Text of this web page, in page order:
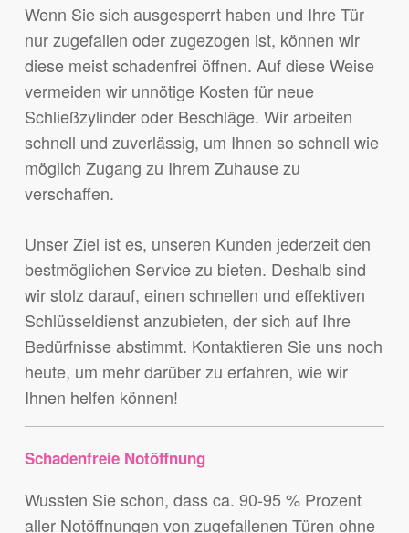
Wenn Sie sich ausgesperrt haben und Ihre Tür
nur zugefallen oder zugezogen ist, können wir
diese meist schadenfrei öffnen. Auf diese Weise
vermeiden wir unnötige Kosten für neue
Schließzylinder oder Beschläge. Wir arbeiten
schnell und zuverlässig, um Ihnen so schnell wie
möglich Zugang zu Ihrem Zuhause zu
verschaffen.
Unser Ziel ist es, unseren Kunden jederzeit den
bestmöglichen Service zu bieten. Deshalb sind
wir stolz darauf, einen schnellen und effektiven
Schlüsseldienst anzubieten, der sich auf Ihre
Bedürfnisse abstimmt. Kontaktieren Sie uns noch
heute, um mehr darüber zu erfahren, wie wir
Ihnen helfen können!
Schadenfreie Notöffnung
Wussten Sie schon, dass ca. 90-95 % Prozent
aller Notöffnungen von zugefallenen Türen ohne